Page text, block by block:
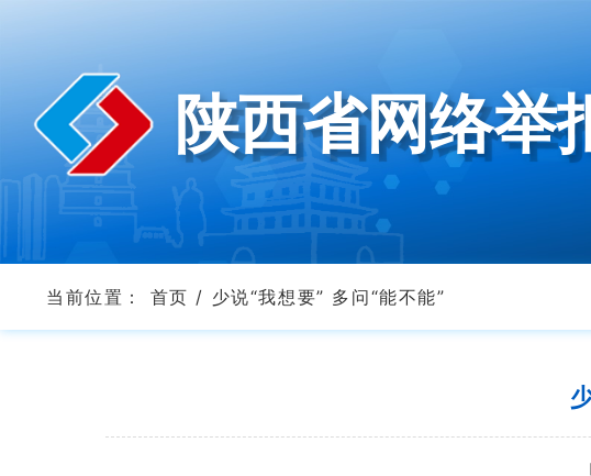
陕西省网络举
当前位置： 首页 / 少说“我想要” 多问“能不能”